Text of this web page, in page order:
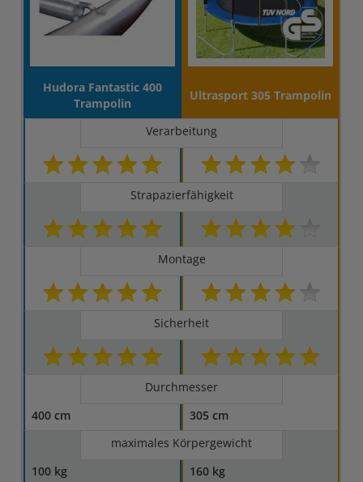
Hudora Fantastic 400
Trampolin
Ultrasport 305 Trampolin
Verarbeitung
Strapazierfähigkeit
Montage
Sicherheit
Durchmesser
400 cm
305 cm
maximales Körpergewicht
100 kg
160 kg